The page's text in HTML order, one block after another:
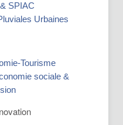
SPIAC
Urbaines
Tourisme
sociale &